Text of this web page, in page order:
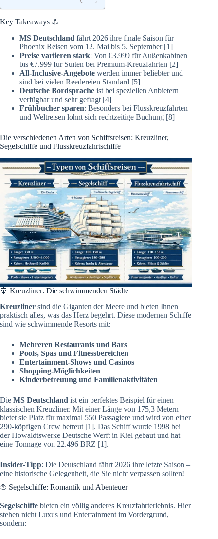
Key Takeaways ⚓
MS Deutschland fährt 2026 ihre finale Saison für
Phoenix Reisen vom 12. Mai bis 5. September [1]
Preise variieren stark: Von €3.999 für Außenkabinen
bis €7.999 für Suiten bei Premium-Kreuzfahrten [2]
All-Inclusive-Angebote werden immer beliebter und
sind bei vielen Reedereien Standard [5]
Deutsche Bordsprache ist bei speziellen Anbietern
verfügbar und sehr gefragt [4]
Frühbucher sparen: Besonders bei Flusskreuzfahrten
und Weltreisen lohnt sich rechtzeitige Buchung [8]
Die verschiedenen Arten von Schiffsreisen: Kreuzliner,
Segelschiffe und Flusskreuzfahrtschiffe
🚢 Kreuzliner: Die schwimmenden Städte
Kreuzliner sind die Giganten der Meere und bieten Ihnen
praktisch alles, was das Herz begehrt. Diese modernen Schiffe
sind wie schwimmende Resorts mit:
Mehreren Restaurants und Bars
Pools, Spas und Fitnessbereichen
Entertainment-Shows und Casinos
Shopping-Möglichkeiten
Kinderbetreuung und Familienaktivitäten
Die MS Deutschland ist ein perfektes Beispiel für einen
klassischen Kreuzliner. Mit einer Länge von 175,3 Metern
bietet sie Platz für maximal 550 Passagiere und wird von einer
290-köpfigen Crew betreut [1]. Das Schiff wurde 1998 bei
der Howaldtswerke Deutsche Werft in Kiel gebaut und hat
eine Tonnage von 22.496 BRZ [1].
Insider-Tipp: Die Deutschland fährt 2026 ihre letzte Saison –
eine historische Gelegenheit, die Sie nicht verpassen sollten!
⛵ Segelschiffe: Romantik und Abenteuer
Segelschiffe bieten ein völlig anderes Kreuzfahrterlebnis. Hier
stehen nicht Luxus und Entertainment im Vordergrund,
sondern: